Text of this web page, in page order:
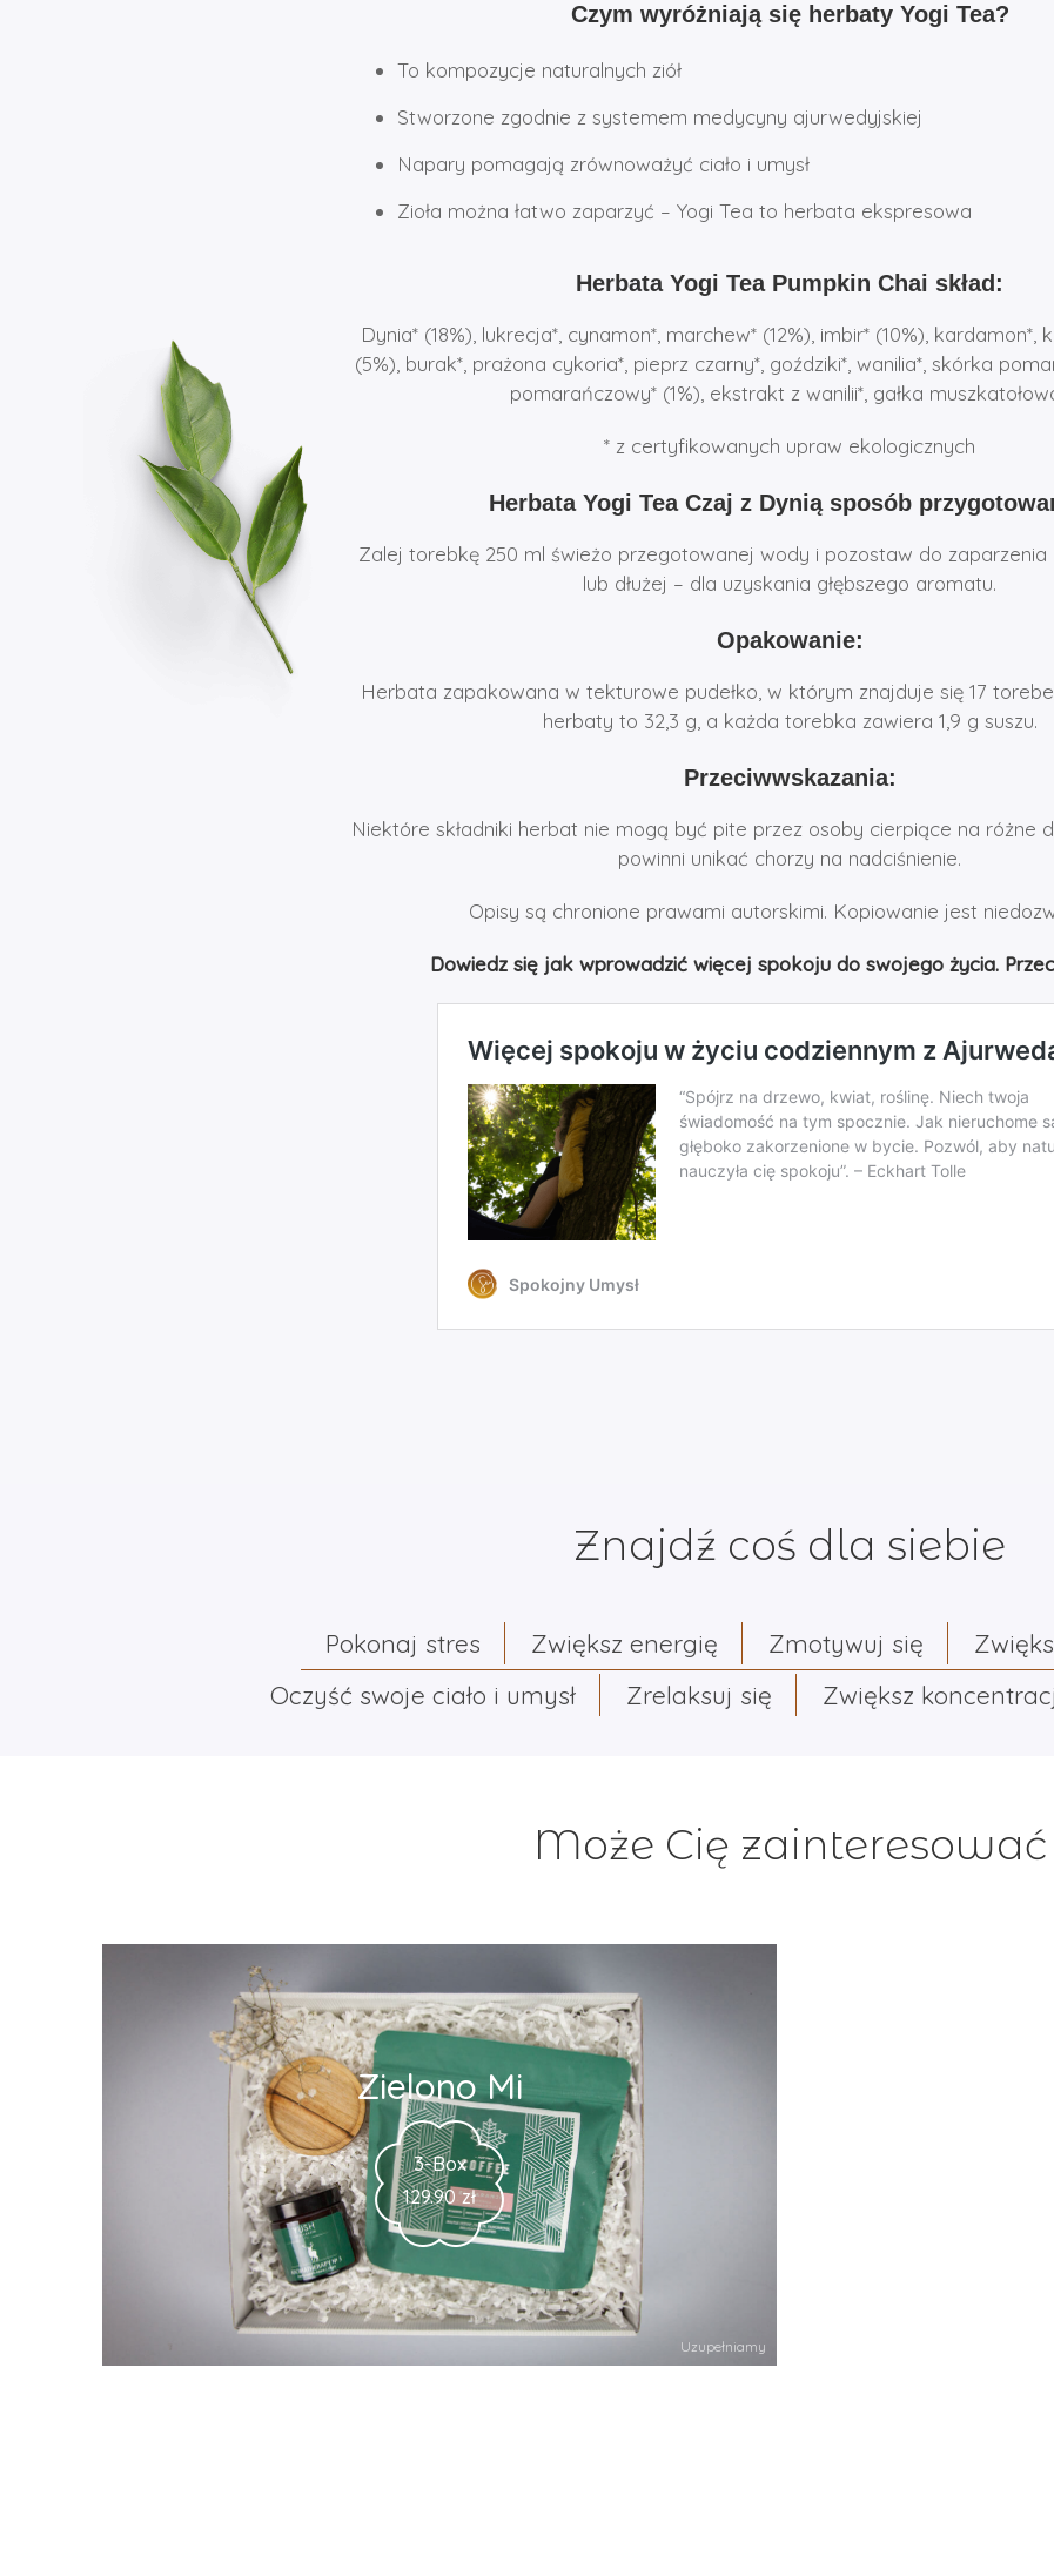
Czym wyróżniają się herbaty Yogi Tea?
To kompozycje naturalnych ziół
Stworzone zgodnie z systemem medycyny ajurwedyjskiej
Napary pomagają zrównoważyć ciało i umysł
Zioła można łatwo zaparzyć – Yogi Tea to herbata ekspresowa
Herbata Yogi Tea Pumpkin Chai skład:
Dynia* (18%), lukrecja*, cynamon*, marchew* (12%), imbir* (10%), kardamon*,
(5%), burak*, prażona cykoria*, pieprz czarny*, goździki*, wanilia*, skórka
pomarańczowy* (1%), ekstrakt z wanilii*, gałka
* z certyfikowanych upraw ekologicznych
Herbata Yogi Tea Czaj z Dynią sposób
Zalej torebkę 250 ml świeżo przegotowanej wody i pozostaw do zaparzenia
lub dłużej – dla uzyskania głębszego aromatu.
Opakowanie:
Herbata zapakowana w tekturowe pudełko, w którym znajduje się 17
herbaty to 32,3 g, a każda torebka zawiera 1,9 g suszu.
Przeciwwskazania:
Niektóre składniki herbat nie mogą być pite przez osoby cierpiące na różne
powinni unikać chorzy na nadciśnienie.
Opisy są chronione prawami autorskimi. Kopiowanie jest
Dowiedz się jak wprowadzić więcej spokoju do swojego życia.
Znajdź coś dla siebie
Pokonaj stres Zwiększ energię Zmotywuj się
Oczyść swoje ciało i umysł
Zrelaksuj się Zwiększ
Może Cię zainteresować
Uzupełniamy
Zielono Mi
3-Box
129.90 zł